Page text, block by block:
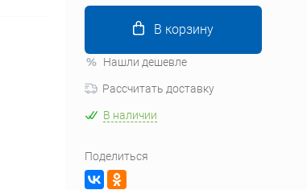
В корзину
Нашли дешевле
Рассчитать доставку
В наличии
Поделиться